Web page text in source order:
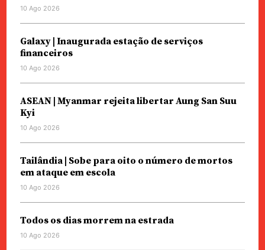
10 Ago 2026
Galaxy | Inaugurada estação de serviços
financeiros
10 Ago 2026
ASEAN | Myanmar rejeita libertar Aung San Suu
Kyi
10 Ago 2026
Tailândia | Sobe para oito o número de mortos
em ataque em escola
10 Ago 2026
Todos os dias morrem na estrada
10 Ago 2026